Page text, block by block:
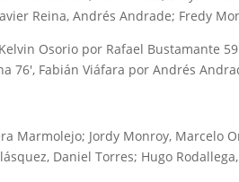
Reina, Andrés Andrade; Fredy
Osorio por Rafael Bustamante
76′, Fabián Viáfara por Andrés
Marmolejo; Jordy Monroy, Marcelo
Daniel Torres; Hugo